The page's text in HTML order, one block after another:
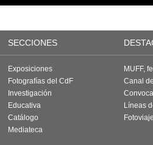
SECCIONES
Exposiciones
Fotografías del CdF
Investigación
Educativa
Catálogo
Mediateca
MUFF,
Canal
Líneas